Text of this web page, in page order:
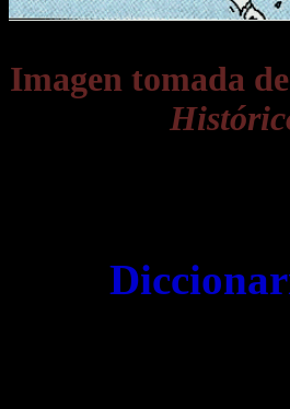
Imagen tomada